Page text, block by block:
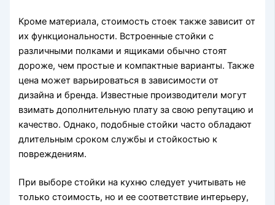
Кроме материала, стоимость стоек также зависит от
их функциональности. Встроенные стойки с
различными полками и ящиками обычно стоят
дороже, чем простые и компактные варианты. Также
цена может варьироваться в зависимости от
дизайна и бренда. Известные производители могут
взимать дополнительную плату за свою репутацию и
качество. Однако, подобные стойки часто обладают
длительным сроком службы и стойкостью к
повреждениям.
При выборе стойки на кухню следует учитывать не
только стоимость, но и ее соответствие интерьеру,